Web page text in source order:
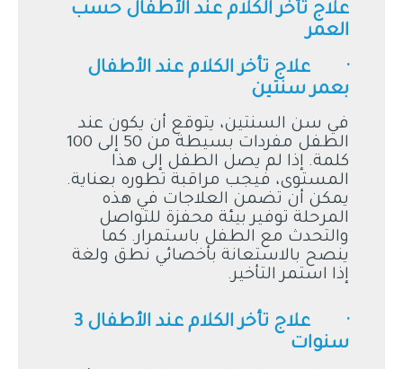
علاج تأخر الكلام عند الأطفال حسب
العمر
· علاج تأخر الكلام عند الأطفال
بعمر سنتين
في سن السنتين، يتوقع أن يكون عند
الطفل مفردات بسيطة من 50 إلى 100
كلمة. إذا لم يصل الطفل إلى هذا
المستوى، فيجب مراقبة تطوره بعناية.
يمكن أن تضمن العلاجات في هذه
المرحلة توفير بيئة محفزة للتواصل
والتحدث مع الطفل باستمرار. كما
ينصح بالاستعانة بأخصائي نطق ولغة
إذا استمر التأخير.
· علاج تأخر الكلام عند الأطفال 3
سنوات